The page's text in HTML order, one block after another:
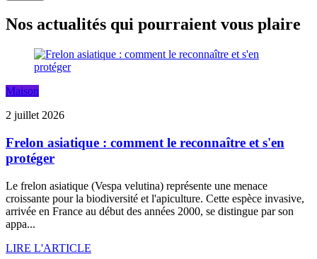
Nos actualités qui pourraient vous plaire
Maison
2 juillet 2026
Frelon asiatique : comment le reconnaître et s'en
protéger
Le frelon asiatique (Vespa velutina) représente une menace
croissante pour la biodiversité et l'apiculture. Cette espèce invasive,
arrivée en France au début des années 2000, se distingue par son
appa...
LIRE L'ARTICLE